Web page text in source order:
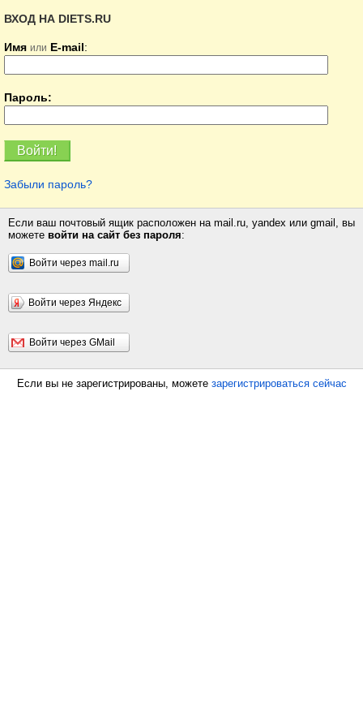
ВХОД НА DIETS.RU
Имя или E-mail:
Пароль:
Забыли пароль?
Если ваш почтовый ящик расположен на mail.ru, yandex или gmail, вы
можете войти на сайт без пароля:
Войти через mail.ru
Войти через Яндекс
Войти через GMail
Если вы не зарегистрированы, можете зарегистрироваться сейчас